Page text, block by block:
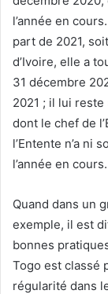
l’année en
part de 2021,
d’Ivoire, elle a
31 décembre
2021 ; il lui reste
dont le chef de
l’Entente n’a ni
l’année en
Quand dans un
exemple, il est
bonnes
Togo est classé
régularité dans